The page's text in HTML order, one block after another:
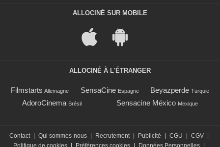
ALLOCINÉ SUR MOBILE
ALLOCINÉ À L'ÉTRANGER
Filmstarts Allemagne SensaCine Espagne Beyazperde Turquie
AdoroCinema Brésil Sensacine México Mexique
Contact Qui sommes-nous Recrutement Publicité CGU CGV
Politique de cookies
Préférences cookies Données Personnelles